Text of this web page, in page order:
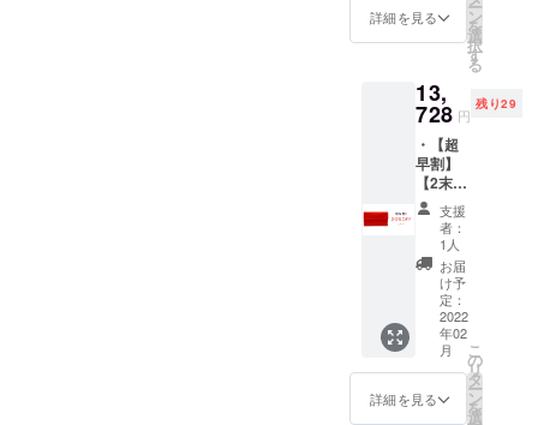
※仕様、
なる場
合がご
す。 ※
想定以
上の受
注を頂
いた場
合、納
品予定
が遅れ
る場合
がござ
いま
す。 ※
モニ
ター上
込）で
ご提供
15000
＋ 送料
600 =
15600
（1716
0）(税
込)】 ・
ネオ
ギャル
ソン×1
（カー
キ/9106
） ・外
箱あり
※仕様、
デザイ
詳細を見る ー
ン
を
選
択
す
る
13,
728 円
残り29
・【超
早割】
【2末納
期・
20％OF
F】レッ
ド ・
17160
円の
20%0F
F →
13728
円（税
込）で
ご提供
支援
者：
1人
お届
け予
定：
2022
年02
月
詳細を見る
こ
の
リ
タ
ー
ン
を
選